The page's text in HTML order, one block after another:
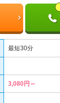
最短30分
3,080円～